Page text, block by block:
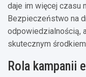
daje im więcej czasu
Bezpieczeństwo na
odpowiedzialnością,
skutecznym
Rola kampanii